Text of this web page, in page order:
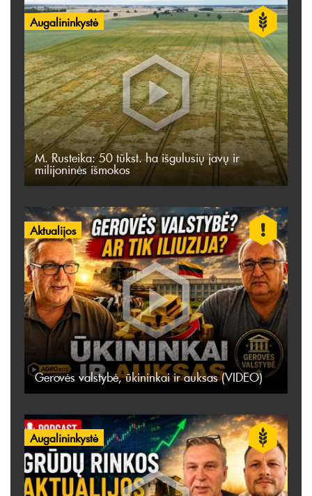
Augalininkystė
M. Rusteika: 50 tūkst. ha išgulusių javų ir
milijoninės išmokos
Aktualijos
Gerovės valstybė, ūkininkai ir auksas (VIDEO)
Augalininkystė